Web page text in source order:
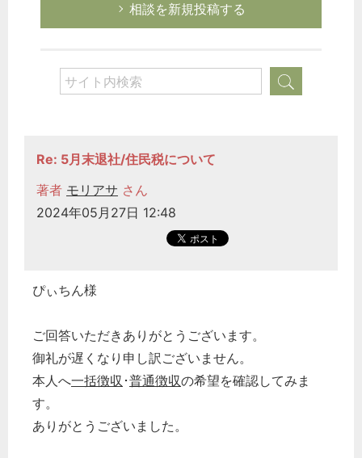
相談を新規投稿する
Re: 5月末退社/住民税について
著者 モリアサ さん
2024年05月27日 12:48
ぴぃちん様
ご回答いただきありがとうございます。
御礼が遅くなり申し訳ございません。
本人へ一括徴収 ･普通徴収の希望を確認してみま
す。
ありがとうございました。
秘書のノウハウ